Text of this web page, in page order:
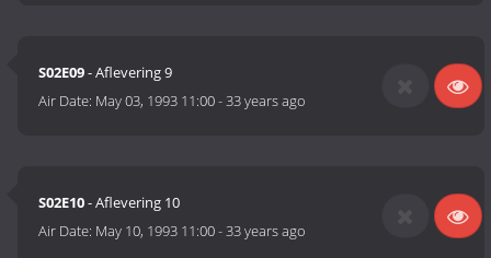
S02E09- Aflevering 9
Air Date: May 03, 1993 11:00-33 years ago
S02E10- Aflevering 10
Air Date: May 10, 1993 11:00-33 years ago